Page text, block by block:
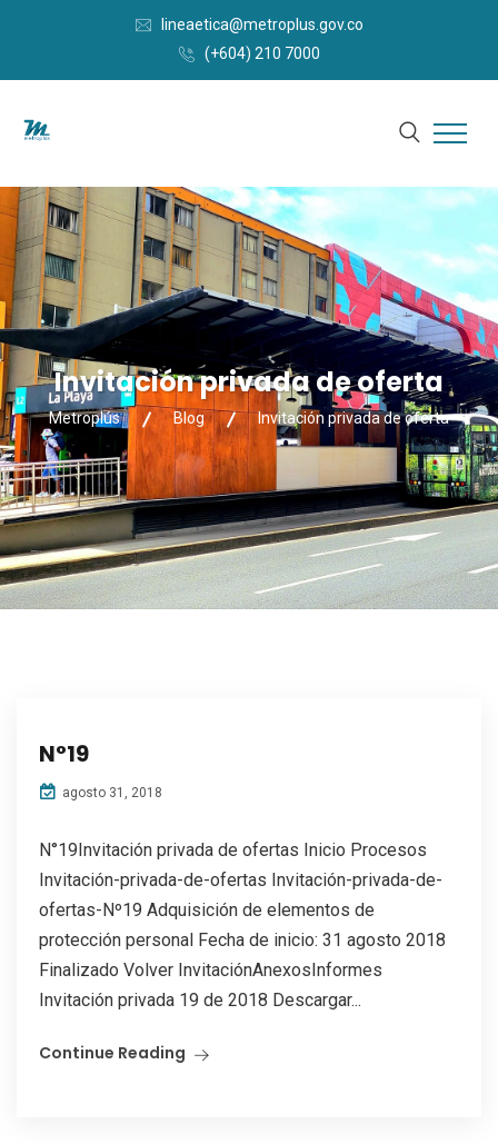
lineaetica@metroplus.gov.co
(+604) 210 7000
Invitación privada de oferta
Metroplús Blog Invitación privada de oferta
N°19
agosto 31, 2018
N°19Invitación privada de ofertas Inicio Procesos
Invitación-privada-de-ofertas Invitación-privada-de-
ofertas-Nº19 Adquisición de elementos de
protección personal Fecha de inicio: 31 agosto 2018
Finalizado Volver InvitaciónAnexosInformes
Invitación privada 19 de 2018 Descargar...
Continue Reading